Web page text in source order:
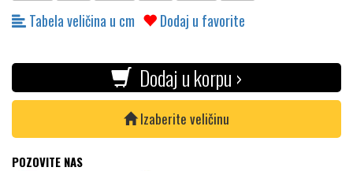
Tabela veličina u cm Dodaj u favorite
Dodaj u korpu ›
Izaberite veličinu
POZOVITE NAS